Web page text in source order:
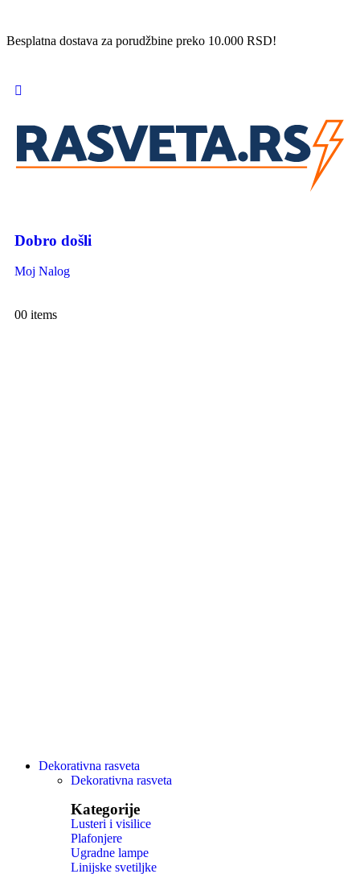
Besplatna dostava za porudžbine preko 10.000 RSD!
Dobro došli
Moj Nalog
00 items
Dekorativna rasveta
Dekorativna rasveta
Kategorije
Lusteri i visilice
Plafonjere
Ugradne lampe
Linijske svetiljke